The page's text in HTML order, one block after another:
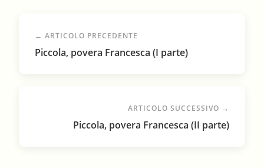
← ARTICOLO PRECEDENTE
Piccola, povera Francesca (I parte)
ARTICOLO SUCCESSIVO →
Piccola, povera Francesca (II parte)